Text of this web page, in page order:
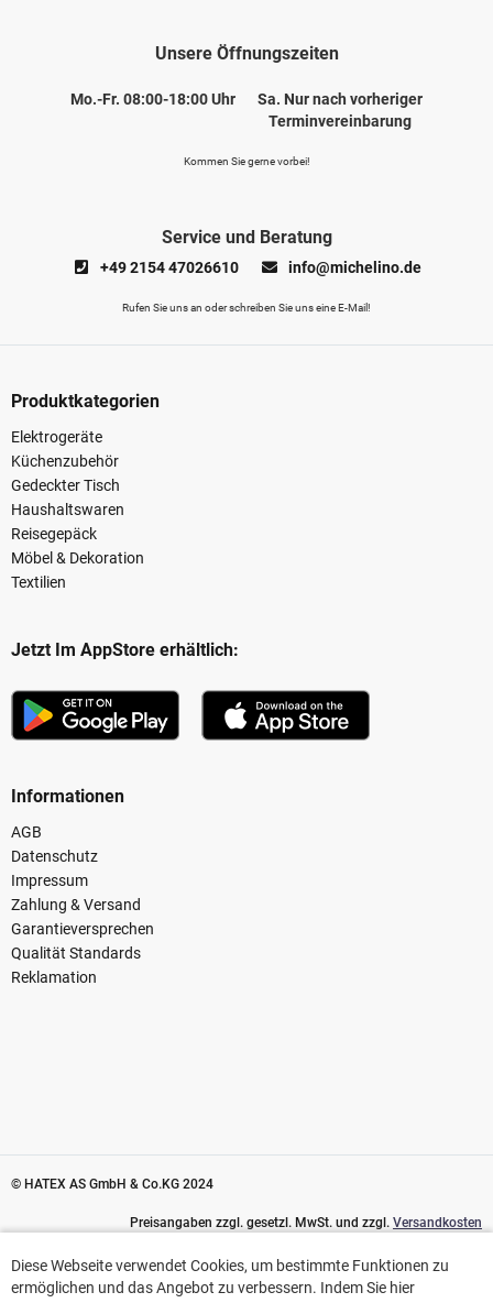
Unsere Öffnungszeiten
Mo.-Fr. 08:00-18:00 Uhr
Sa. Nur nach vorheriger
Terminvereinbarung
Kommen Sie gerne vorbei!
Service und Beratung
+49 2154 47026610 info@michelino.de
Rufen Sie uns an oder schreiben Sie uns eine E-Mail!
Produktkategorien
Elektrogeräte
Küchenzubehör
Gedeckter Tisch
Haushaltswaren
Reisegepäck
Möbel & Dekoration
Textilien
Jetzt Im AppStore erhältlich:
Informationen
AGB
Datenschutz
Impressum
Zahlung & Versand
Garantieversprechen
Qualität Standards
Reklamation
© HATEX AS GmbH & Co.KG 2024
Preisangaben zzgl. gesetzl. MwSt. und zzgl. Versandkosten
Diese Webseite verwendet Cookies, um bestimmte Funktionen zu
ermöglichen und das Angebot zu verbessern. Indem Sie hier
Diese Webseite verwendet Cookies, um bestimmte Funktionen zu
ermöglichen und das Angebot zu verbessern. Indem Sie hier